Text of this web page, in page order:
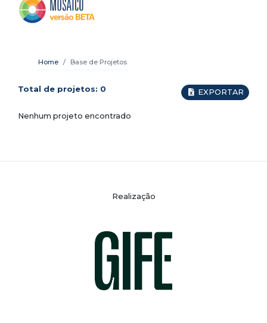
Home Base de Projetos
Total de projetos: 0 EXPORTAR
Nenhum projeto encontrado
Realização